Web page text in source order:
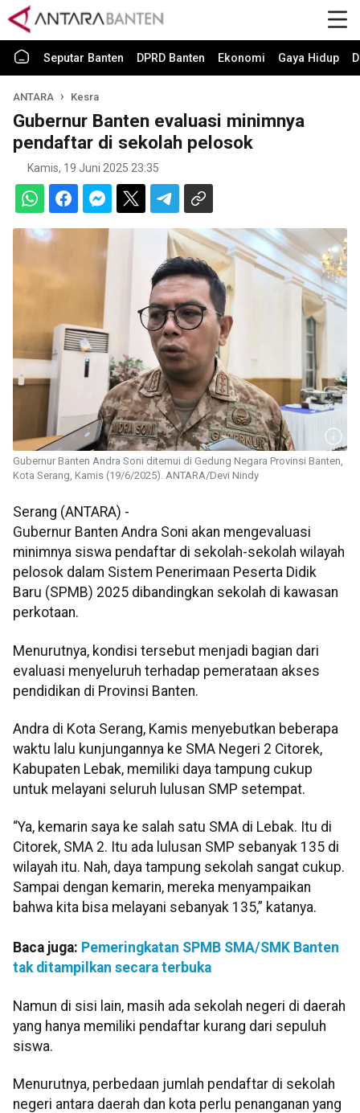
Seputar Banten DPRD Banten Ekonomi Gaya Hidup
ANTARA Kesra
Gubernur Banten evaluasi minimnya
pendaftar di sekolah pelosok
Kamis, 19 Juni 2025 23:35
Gubernur Banten Andra Soni ditemui di Gedung Negara Provinsi Banten,
Kota Serang, Kamis (19/6/2025). ANTARA/Devi Nindy
Serang (ANTARA) -
Gubernur Banten Andra Soni akan mengevaluasi
minimnya siswa pendaftar di sekolah-sekolah wilayah
pelosok dalam Sistem Penerimaan Peserta Didik
Baru (SPMB) 2025 dibandingkan sekolah di kawasan
perkotaan.
Menurutnya, kondisi tersebut menjadi bagian dari
evaluasi menyeluruh terhadap pemerataan akses
pendidikan di Provinsi Banten.
Andra di Kota Serang, Kamis menyebutkan beberapa
waktu lalu kunjungannya ke SMA Negeri 2 Citorek,
Kabupaten Lebak, memiliki daya tampung cukup
untuk melayani seluruh lulusan SMP setempat.
“Ya, kemarin saya ke salah satu SMA di Lebak. Itu di
Citorek, SMA 2. Itu ada lulusan SMP sebanyak 135 di
wilayah itu. Nah, daya tampung sekolah sangat cukup.
Sampai dengan kemarin, mereka menyampaikan
bahwa kita bisa melayani sebanyak 135,” katanya.
Baca juga: Pemeringkatan SPMB SMA/SMK Banten
tak ditampilkan secara terbuka
Namun di sisi lain, masih ada sekolah negeri di daerah
yang hanya memiliki pendaftar kurang dari sepuluh
siswa.
Menurutnya, perbedaan jumlah pendaftar di sekolah
negeri antara daerah dan kota perlu penanganan yang